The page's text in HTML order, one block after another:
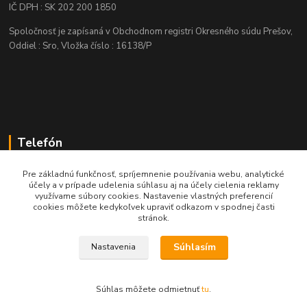
IČ DPH : SK 202 200 1850
Spoločnosť je zapísaná v Obchodnom registri Okresného súdu Prešov,
Oddiel : Sro, Vložka číslo : 16138/P
Telefón
+421 905 622 625
obchod@nozeplus.sk
Pre základnú funkčnosť, spríjemnenie používania webu, analytické
účely a v prípade udelenia súhlasu aj na účely cielenia reklamy
využívame súbory cookies. Nastavenie vlastných preferencií
cookies môžete kedykoľvek upraviť odkazom v spodnej časti
stránok.
Nastavenia Súhlasím
Súhlas môžete odmietnuťtu.